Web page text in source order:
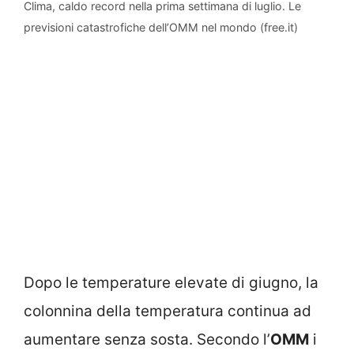
Clima, caldo record nella prima settimana di luglio. Le
previsioni catastrofiche dell’OMM nel mondo (free.it)
Dopo le temperature elevate di giugno, la
colonnina della temperatura continua ad
aumentare senza sosta. Secondo l’OMM i